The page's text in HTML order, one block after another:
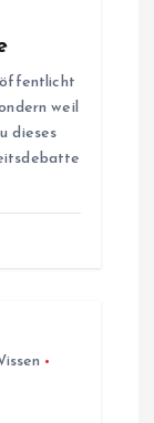
weil
dieses